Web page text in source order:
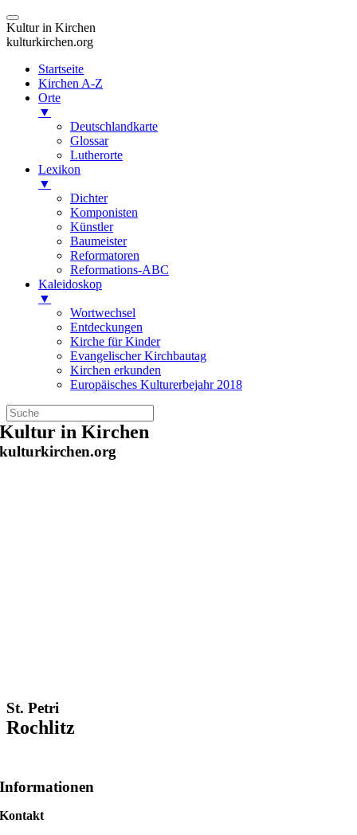
Kultur in Kirchen
kulturkirchen.org
Startseite
Kirchen A-Z
Orte
▼
Deutschlandkarte
Glossar
Lutherorte
Lexikon
▼
Dichter
Komponisten
Künstler
Baumeister
Reformatoren
Reformations-ABC
Kaleidoskop
▼
Wortwechsel
Entdeckungen
Kirche für Kinder
Evangelischer Kirchbautag
Kirchen erkunden
Europäisches Kulturerbejahr 2018
Zum
Inhalt
springen
Kultur in Kirchen
kulturkirchen.org
St. Petri
Rochlitz
Informationen
Kontakt